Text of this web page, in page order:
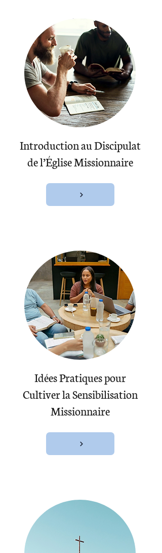
Introduction au Discipulat
de l’Église Missionnaire
Idées Pratiques pour
Cultiver la Sensibilisation
Missionnaire